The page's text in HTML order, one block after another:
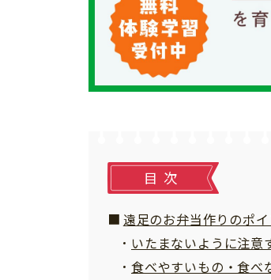
目次
遠足のお弁当作りのポイ
いたまないように注意
食べやすいもの・食べ